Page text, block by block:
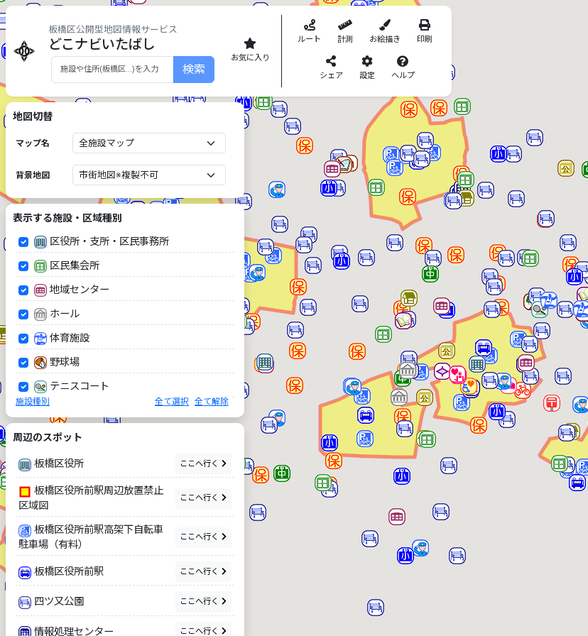
板橋区公開型地図情報サービス
どこナビいたばし
検索
お気に入り
ルート 計測 お絵描き 印刷
シェア 設定 ヘルプ
地図切替
マップ名
背景地図
表示する施設・区域種別
区役所・支所・区民事務所
区民集会所
地域センター
ホール
体育施設
野球場
テニスコート
文化教養施設
小学校
中学校
教育施設
宿泊施設
公園
植物園
環境学習
施設種別 全て選択 全て解除
周辺のスポット
板橋区役所 ここへ行く
板橋区役所前駅周辺放置禁止
区域図
ここへ行く
板橋区役所前駅高架下自転車
駐車場（有料）
ここへ行く
板橋区役所前駅 ここへ行く
四ツ又公園 ここへ行く
情報処理センター ここへ行く